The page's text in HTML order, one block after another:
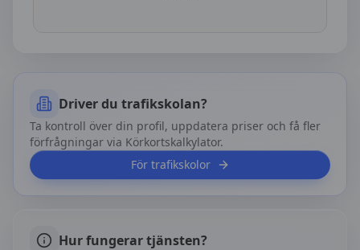
Driver du trafikskolan?
Ta kontroll över din profil, uppdatera priser och få fler
förfrågningar via Körkortskalkylator.
För trafikskolor
Hur fungerar tjänsten?